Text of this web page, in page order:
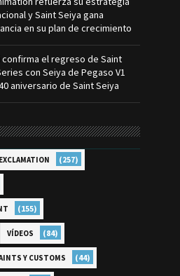
y Saint Seiya gana
en su plan de crecimiento
confirma el regreso de Saint
con Seiya de Pegaso V1
aniversario de Saint Seiya
EXCLAMATION (257)
(155)
VÍDEOS (84)
Y CUSTOMS (44)